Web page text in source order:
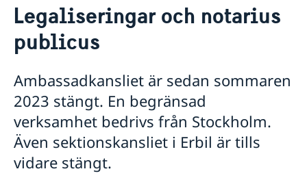
Hjälp till svenskar i Irak
Rösta i Irak
Pass utomlands
Pass i Irak
Förlust av pass i Irak
Provisoriskt pass
Nationellt ID-kort
Samordningsnummer
Om svenskt medborgarskap
Familjerelaterat tvång
Barnbortförande
Frihetsberövad i utlandet
Legaliseringar och notarius publicus
Om du blir sjuk eller råkar ut för en olycka
Dödsfall
Legaliseringar och notarius
publicus
Ambassadkansliet är sedan sommaren
2023 stängt. En begränsad
verksamhet bedrivs från Stockholm.
Även sektionskansliet i Erbil är tills
vidare stängt.